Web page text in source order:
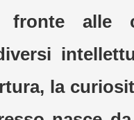
fronte alle
la